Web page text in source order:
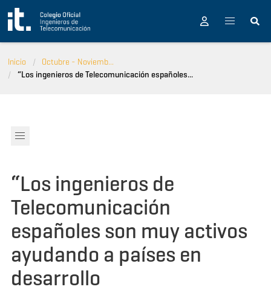
Pasar al contenido principal
Inicio
Octubre - Noviemb...
“Los ingenieros de Telecomunicación españoles...
“Los ingenieros de
Telecomunicación
españoles son muy activos
ayudando a países en
desarrollo